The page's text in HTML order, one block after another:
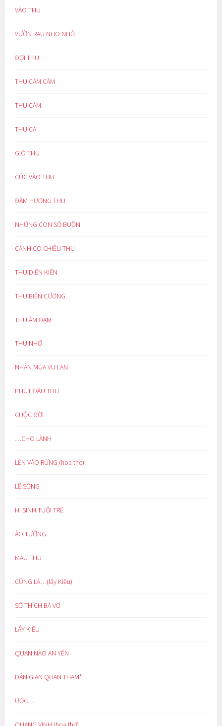
VÀO THU
VƯỜN RAU NHO NHỎ
ĐỢI THU
THU CĂM CĂM
THU CẢM
THU CA
GIÓ THU
CÚC VÀO THU
ĐẬM HƯƠNG THU
NHỮNG CON SỐ BUỒN
CÁNH CÒ CHIỀU THU
THU DIỆN KIẾN
THU BIÊN CƯƠNG
THU ẢM ĐẠM
THU NHỚ
NHÂN MÙA VU LAN
PHÚT ĐẦU THU
CUỘC ĐỜI
…CHO LÀNH
LẺN VÀO RỪNG (hoạ thơ)
LẼ SỐNG
HI SINH TUỔI TRẺ
ẢO TƯỞNG
MÀU THU
CŨNG LÀ…(lẩy Kiều)
SỞ THÍCH BÁ VƠ
LẨY KIỀU
QUAN NÀO AN YÊN
DÂN GIAN QUAN THAM*
ƯỚC…